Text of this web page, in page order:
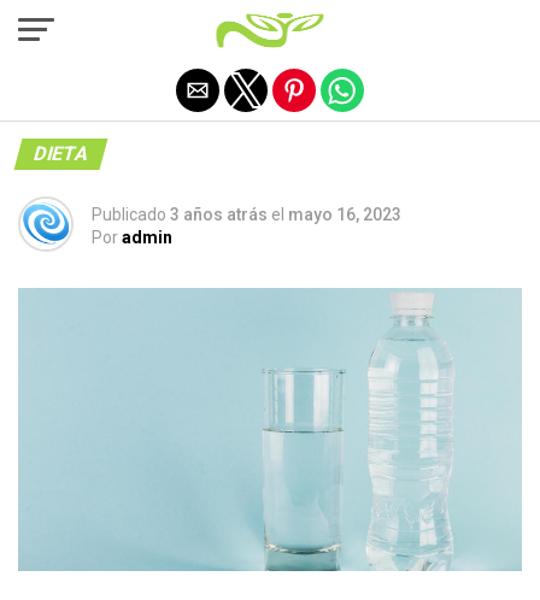
DIETA
Publicado 3 años atrás el mayo 16, 2023
Poradmin
Salir de la versión móvil